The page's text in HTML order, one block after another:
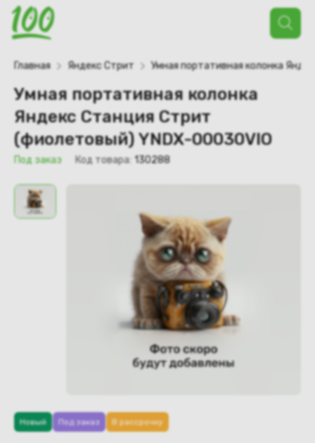
Поиск
товаров
Главная Яндекс Стрит Умная портативная колонка
Умная портативная колонка
Яндекс Станция Стрит
(фиолетовый) YNDX-00030VIO
Под заказ Код товара: 130288
Новый Под заказ В рассрочку